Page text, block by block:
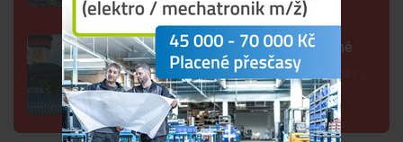
Další rána pro Dynamo. Klub zřejmě
zruší béčko, pro dva týmy nemá hráče